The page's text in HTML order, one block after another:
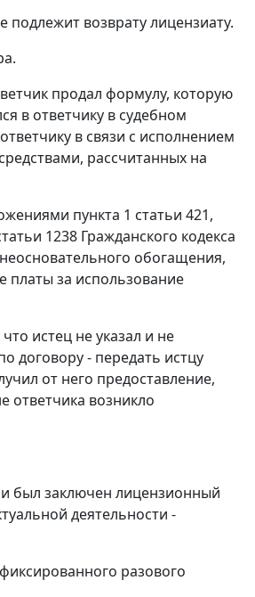
возврату лицензиату.
продал формулу, которую
в ответчику в судебном
в связи с исполнением
рассчитанных на
пункта 1 статьи 421,
1238 Гражданского кодекса
обогащения,
платы за использование
истец не указал и не
договору - передать истцу
от него предоставление,
ответчика возникло
был заключен лицензионный
деятельности -
разового